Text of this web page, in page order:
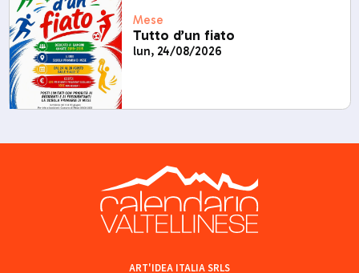
Mese
Tutto d’un fiato
lun, 24/08/2026
ART'IDEA ITALIA SRLS